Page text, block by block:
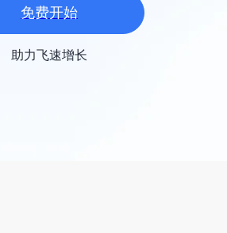
免费开始
助力飞速增长